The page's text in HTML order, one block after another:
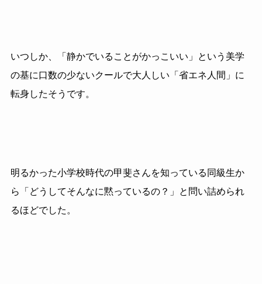
いつしか、「静かでいることがかっこいい」という美学
の基に口数の少ないクールで大人しい「省エネ人間」に
転身したそうです。
明るかった小学校時代の甲斐さんを知っている同級生か
ら「どうしてそんなに黙っているの？」と問い詰められ
るほどでした。